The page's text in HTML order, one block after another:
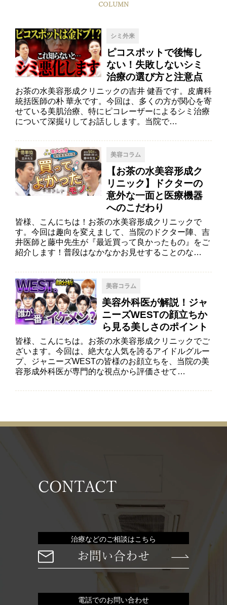
COLUMN
シミ外来
ピコスポットで後悔し
ない！失敗しないシミ
治療の選び方と注意点
お茶の水美容形成クリニックの吉井 健吾です。皮膚科
統括医師の朴 華永です。今回は、多くの方が関心を寄
せている美肌治療、特にピコレーザーによるシミ治療
について深掘りしてお話しします。当院で…
美容コラム
【お茶の水美容形成ク
リニック】ドクターの
意外な一面と医療機器
へのこだわり
皆様、こんにちは！お茶の水美容形成クリニックで
す。今回は趣向を変えまして、当院のドクター陣、吉
井医師と藤中先生が『最近買って良かったもの』をご
紹介します！普段はなかなかお見せすることのな…
美容コラム
美容外科医が解説！ジャ
ニーズWESTの顔立ちか
ら見る美しさのポイント
皆様、こんにちは。お茶の水美容形成クリニックでご
ざいます。今回は、絶大な人気を誇るアイドルグルー
プ、ジャニーズWESTの皆様のお顔立ちを、当院の美
容形成外科医が専門的な視点から評価させて…
CONTACT
治療などのご相談はこちら
お問い合わせ
電話でのお問い合わせ